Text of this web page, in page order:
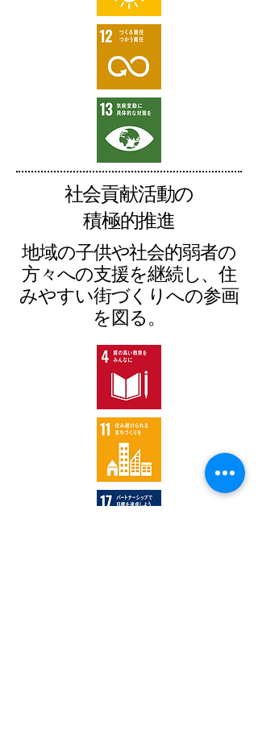
社会貢献活動の
積極的推進
地域の子供や社会的弱者の
方々への支援を継続し、住
みやすい街づくりへの参画
を図る。